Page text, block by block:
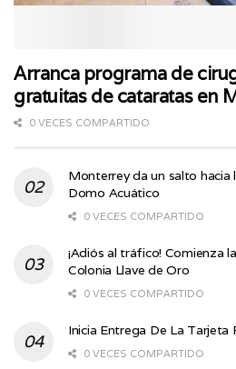
Arranca programa de
gratuitas de cataratas en
0 VECES COMPARTIDO
Monterrey da un salto hacia
Domo Acuático
0 VECES COMPARTIDO
¡Adiós al tráfico! Comienza
Colonia Llave de Oro
0 VECES COMPARTIDO
Inicia Entrega De La Tarjeta
0 VECES COMPARTIDO